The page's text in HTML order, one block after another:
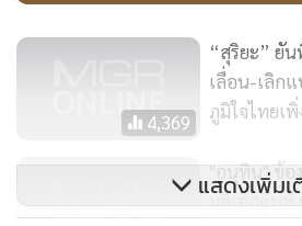
ดา กล่าวว่า ก็คุยกันตามประสาพี่น้อง ว่า
พยายามเต็มที่แล้ว แล้วเราจะคืนกรมวิ
รัฐมนตรีว่าการไปดูแลเอง เราขอเปลี่
ใครดูแลก็แล้วแต่ รมว.เกษตรฯ อย่างไร
น.ส.มนัญญา ก็ไม่แฮปปี้ ใครจะไปพอใ
4,369
“สุริยะ” ยั
เลื่อน-เลิก
ภูมิใจไทยเ
"อนุทิน" ข้อ
มติเอกฉันท์
แสดงเพิ่มเ